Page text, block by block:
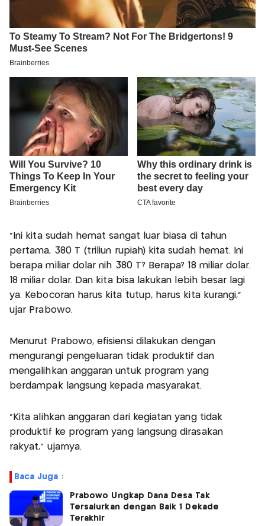
"Ini kita sudah hemat sangat luar biasa di tahun
pertama, 380 T (triliun rupiah) kita sudah hemat. Ini
berapa miliar dolar nih 380 T? Berapa? 18 miliar dolar.
18 miliar dolar. Dan kita bisa lakukan lebih besar lagi
ya. Kebocoran harus kita tutup, harus kita kurangi,"
ujar Prabowo.
Menurut Prabowo, efisiensi dilakukan dengan
mengurangi pengeluaran tidak produktif dan
mengalihkan anggaran untuk program yang
berdampak langsung kepada masyarakat.
“Kita alihkan anggaran dari kegiatan yang tidak
produktif ke program yang langsung dirasakan
rakyat,” ujarnya.
Baca Juga :
Prabowo Ungkap Dana Desa Tak
Tersalurkan dengan Baik 1 Dekade
Terakhir